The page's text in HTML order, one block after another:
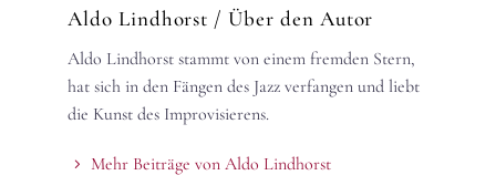
Aldo Lindhorst / Über den Autor
Aldo Lindhorst stammt von einem fremden Stern,
hat sich in den Fängen des Jazz verfangen und liebt
die Kunst des Improvisierens.
Mehr Beiträge von Aldo Lindhorst